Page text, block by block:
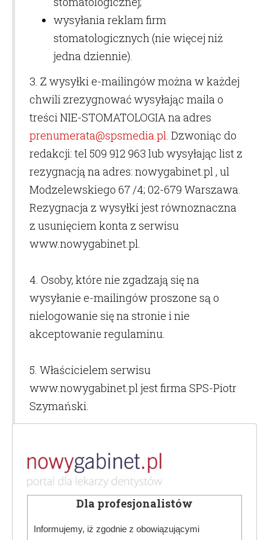
wysyłania reklam firm
stomatologicznych (nie więcej niż
jedna dziennie).
3. Z wysyłki e-mailingów można w każdej
chwili zrezygnować wysyłając maila o
treści NIE-STOMATOLOGIA na adres
prenumerata@spsmedia.pl. Dzwoniąc do
redakcji: tel 509 912 963 lub wysyłając list z
rezygnacją na adres: nowygabinet.pl , ul
Modzelewskiego 67 /4; 02-679 Warszawa.
Rezygnacja z wysyłki jest równoznaczna
z usunięciem konta z serwisu
www.nowygabinet.pl.
4. Osoby, które nie zgadzają się na
wysyłanie e-mailingów proszone są o
nielogowanie się na stronie i nie
akceptowanie regulaminu.
5. Właścicielem serwisu
www.nowygabinet.pl jest firma SPS-Piotr
Szymański.
wyrazić trzy niezalezne zgody na:
zgodę na przetwarzanie danych i
potwierdzenie zapoznania się z
informacją o przetwarzaniu danych;
Dla profesjonalistów
Informujemy, iż zgodnie z obowiązującymi